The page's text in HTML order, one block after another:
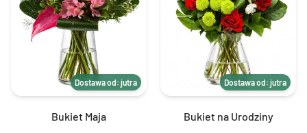
Dostawa od: jutra
Bukiet Maja
Dostawa od: jutra
Bukiet na Urodziny